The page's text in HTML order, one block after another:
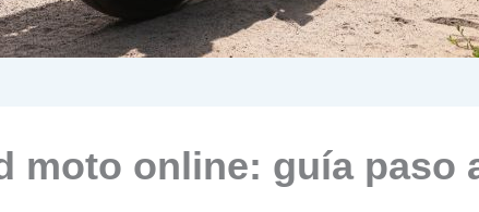
moto online: guía paso